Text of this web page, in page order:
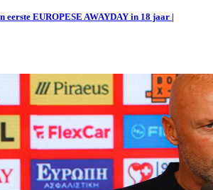
eerste EUROPESE AWAYDAY in 18 jaar |